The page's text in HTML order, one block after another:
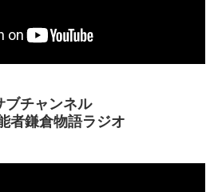
ブチャンネル
者鎌倉物語ラジオ